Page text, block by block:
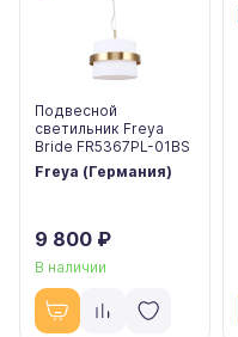
Подвесной
светильник Freya
Bride FR5367PL-01BS
Freya (Германия)
9 800 ₽
В наличии